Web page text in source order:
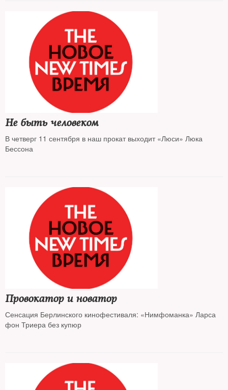
Не быть человеком
В четверг 11 сентября в наш прокат выходит «Люси» Люка
Бессона
Провокатор и новатор
Сенсация Берлинского кинофестиваля: «Нимфоманка» Ларса
фон Триера без купюр